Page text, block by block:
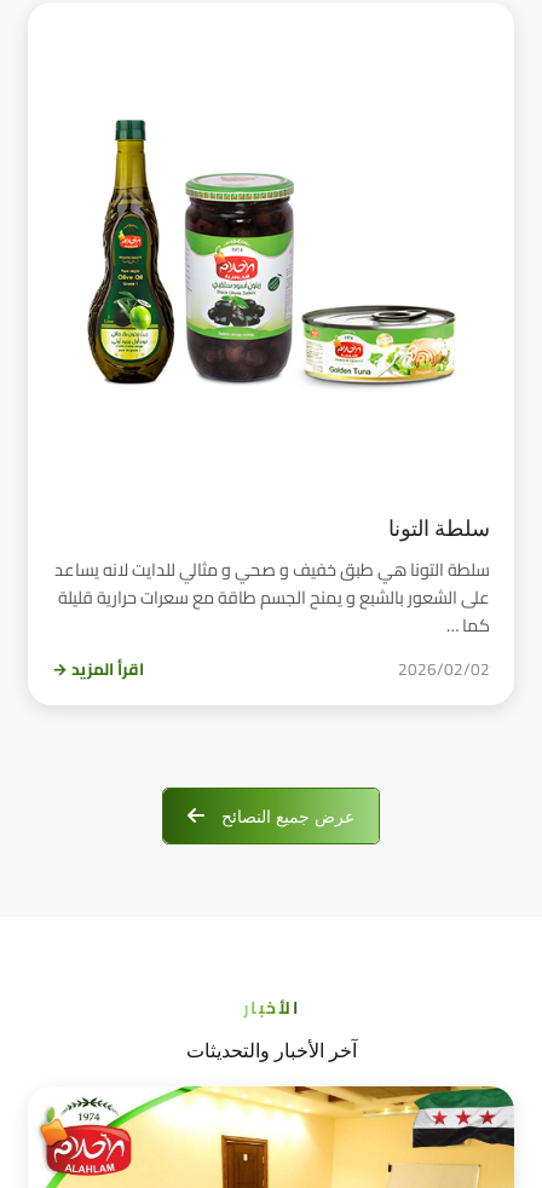
سلطة التونا
سلطة التونا هي طبق خفيف و صحي و مثالي للدايت لانه يساعد
على الشعور بالشبع و يمنح الجسم طاقة مع سعرات حرارية قليلة
كما …
2026/02/02 اقرأ المزيد →
عرض جميع النصائح
الأخبار
آخر الأخبار والتحديثات